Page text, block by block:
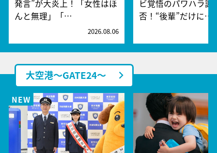
発言”が大炎上！「女性はほ
んと無理」「…
2026.08.06
ビ覚悟のパワハラ謝
否！“後輩”だけに…
大空港～GATE24～